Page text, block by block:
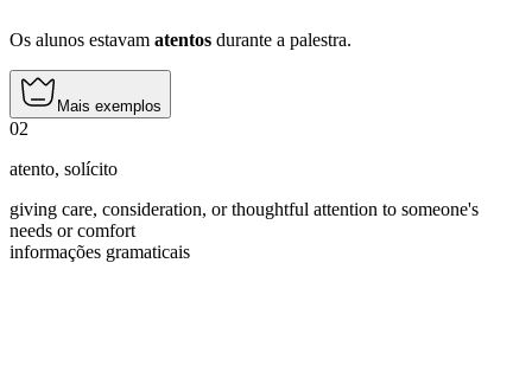
Os alunos estavam atentos durante a palestra.
Mais exemplos
02
atento, solícito
giving care, consideration, or thoughtful attention to someone's
needs or comfort
informações gramaticais